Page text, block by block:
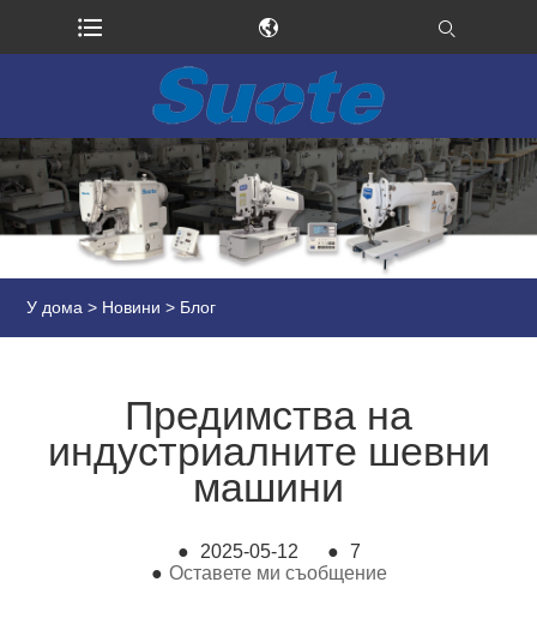
У дома > Новини > Блог
Предимства на
индустриалните шевни
машини
● 2025-05-12 ● 7
● Оставете ми съобщение